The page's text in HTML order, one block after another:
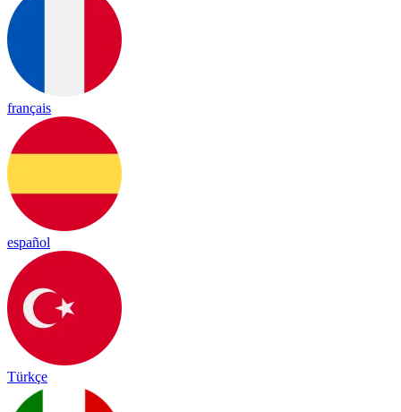
français
español
Türkçe